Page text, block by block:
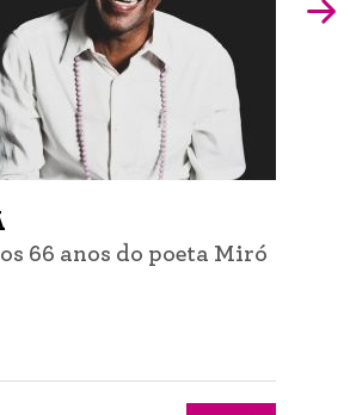
66 anos do poeta Miró